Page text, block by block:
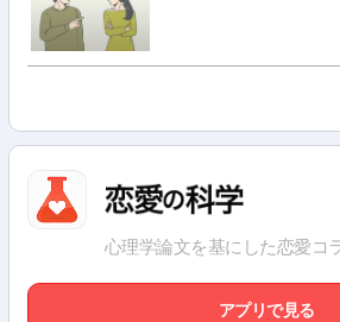
心理学論文を基にした恋愛コ
アプリで見る